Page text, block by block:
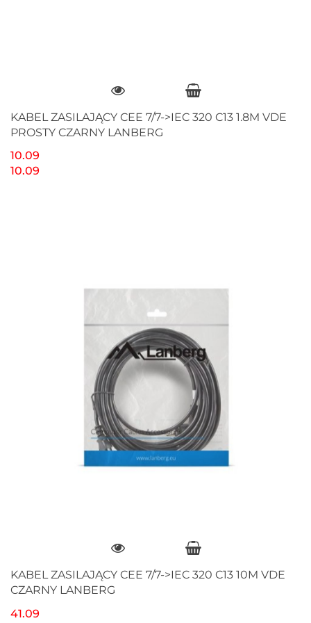
KABEL ZASILAJĄCY CEE 7/7->IEC 320 C13 1.8M VDE
PROSTY CZARNY LANBERG
10.09
10.09
KABEL ZASILAJĄCY CEE 7/7->IEC 320 C13 10M VDE
CZARNY LANBERG
41.09